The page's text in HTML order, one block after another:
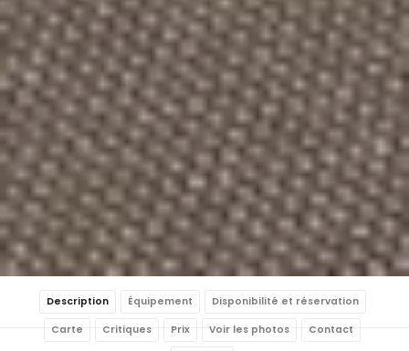
Description Équipement Disponibilité et réservation
Carte Critiques Prix Voir les photos Contact